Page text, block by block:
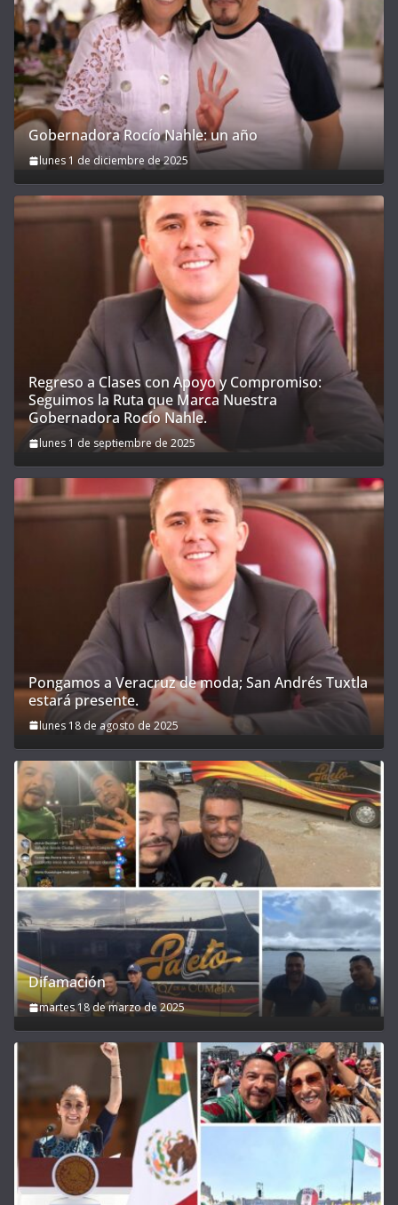
Gobernadora Rocío Nahle: un año
lunes 1 de diciembre de 2025
Regreso a Clases con Apoyo y Compromiso:
Seguimos la Ruta que Marca Nuestra
Gobernadora Rocío Nahle.
lunes 1 de septiembre de 2025
Pongamos a Veracruz de moda; San Andrés Tuxtla
estará presente.
lunes 18 de agosto de 2025
Difamación
martes 18 de marzo de 2025